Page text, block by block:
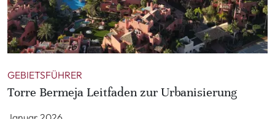
GEBIETSFÜHRER
Torre Bermeja Leitfaden zur Urbanisierung